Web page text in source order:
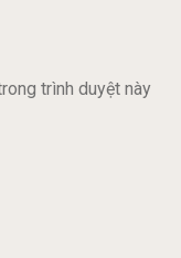
trình duyệt này